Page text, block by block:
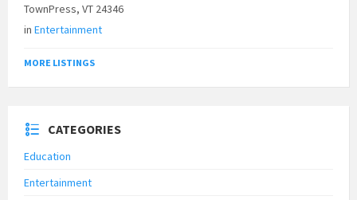
TownPress, VT 24346
in Entertainment
MORE LISTINGS
CATEGORIES
Education
Entertainment